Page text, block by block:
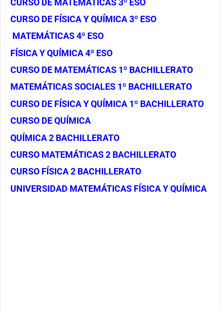
CURSO DE FÍSICA Y QUÍMICA 3º ESO
MATEMÁTICAS 4º ESO
FÍSICA Y QUÍMICA 4º ESO
CURSO DE MATEMÁTICAS 1º BACHILLERATO
MATEMÁTICAS SOCIALES 1º BACHILLERATO
CURSO DE FÍSICA Y QUÍMICA 1º BACHILLERATO
CURSO DE QUÍMICA
QUÍMICA 2 BACHILLERATO
CURSO MATEMÁTICAS 2 BACHILLERATO
CURSO FÍSICA 2 BACHILLERATO
UNIVERSIDAD MATEMÁTICAS FÍSICA Y QUÍMICA